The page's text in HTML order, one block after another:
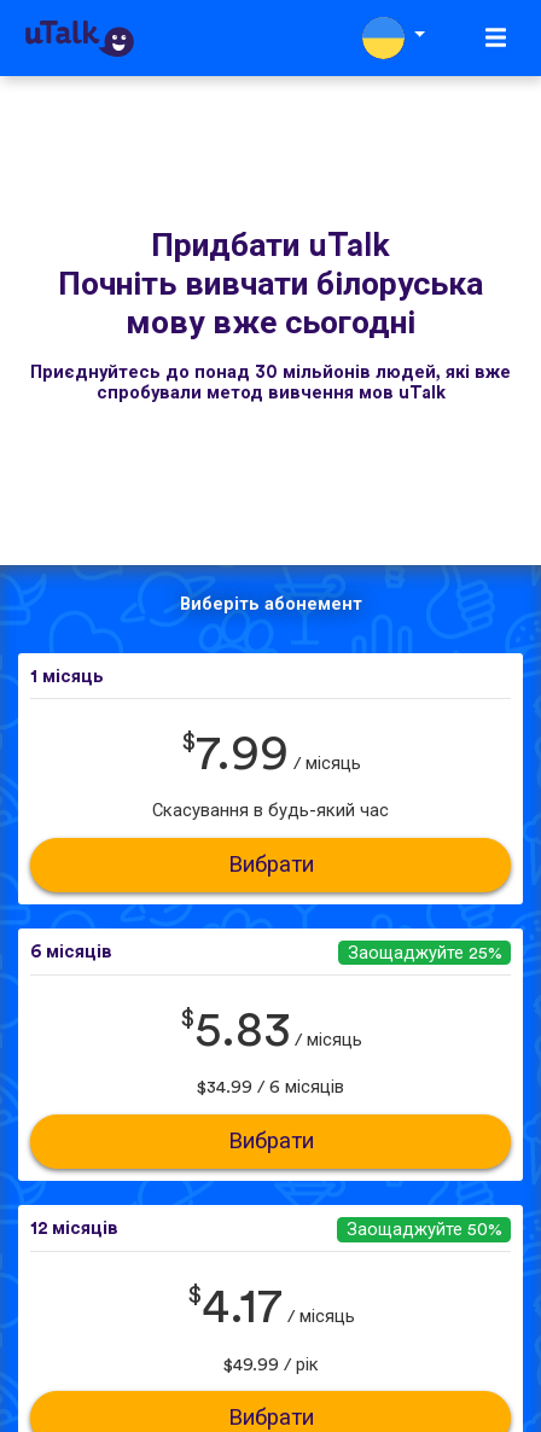
Придбати uTalk
Почніть вивчати білоруська
мову вже сьогодні
Приєднуйтесь до понад 30 мільйонів людей, які вже
спробували метод вивчення мов uTalk
Виберіть абонемент
1 місяць
$7.99 / місяць
Скасування в будь-який час
Вибрати
6 місяців Заощаджуйте 25%
$5.83 / місяць
$34.99 / 6 місяців
Вибрати
12 місяців Заощаджуйте 50%
$4.17 / місяць
$49.99 / рік
Вибрати